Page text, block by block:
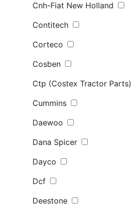
Cnh-Fiat New Holland
Contitech
Corteco
Cosben
Ctp (Costex Tractor Parts)
Cummins
Daewoo
Dana Spicer
Dayco
Dcf
Deestone